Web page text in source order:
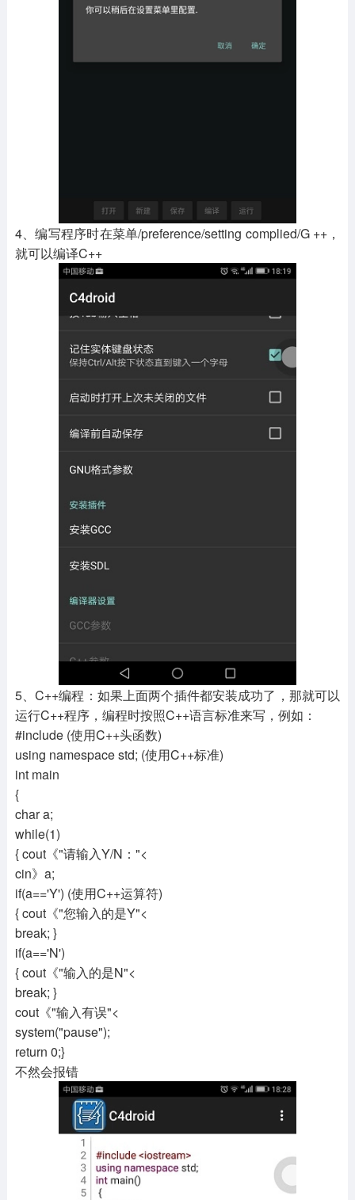
4、编写程序时在菜单/preference/setting complied/G ++，
就可以编译C++
5、C++编程：如果上面两个插件都安装成功了，那就可以
运行C++程序，编程时按照C++语言标准来写，例如：
#include (使用C++头函数)
using namespace std; (使用C++标准)
int main
{
char a;
while(1)
{ cout《"请输入Y/N："<
cin》a;
if(a=='Y') (使用C++运算符)
{ cout《"您输入的是Y"<
break; }
if(a=='N')
{ cout《"输入的是N"<
break; }
cout《"输入有误"<
system("pause");
return 0;}
不然会报错